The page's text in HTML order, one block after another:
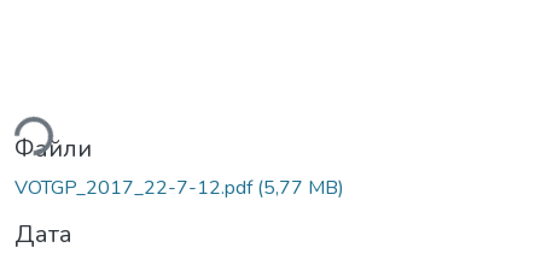
Файли
VOTGP_2017_22-7-12.pdf(5,77 MB)
Дата